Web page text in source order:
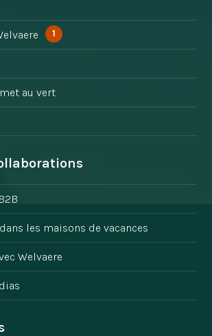
1
au vert
les maisons de vacances
Welvaere